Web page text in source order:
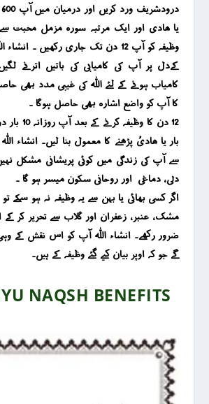
یا ھادی اور ایک مرتبہ سورہ مزمل محبت
کےدل پر آپ کی کامیابی کی باتیں اترنے
کامیاب ہونے کے لئے اللہ کی غیبی مدد بھی
کا آپ کو واضع اشارہ بھی حاصل ہوگا ۔
بار یا ھادیُ پڑھنے کا معمول بنا لیں۔ انشاء
سے آپ کی زندگی میں کوئی پریشانی مشکل
دلی ، دماغی اور روحانی سکون میسر ہو گا ۔
اگر کسی بھائی یا بہن سے یہ وظیفہ نہ ہو سکے
مشک ، عنبر ، زعفران اور گلاب سے تحریر کر کے
ضرور رکھے۔ انشاء اللہ آپ کو اس نقش کے
گے جو کہ اوپر بیان کیے گئے وظیفہ کے ہیں۔
NAQSH BENEFITS